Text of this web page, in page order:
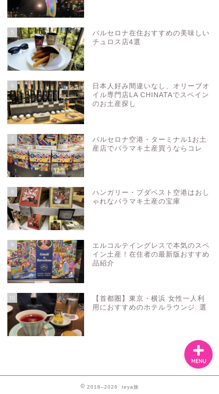
5
バルセロナ在住おすすめの美味しい
チュロス店4選
6
日本人好み間違いなし、オリーブオ
イル専門店LA CHINATAでスペイン
のお土産探し
7
バルセロナ空港・ターミナル1お土
産店でバラマキ土産買うならコレ
8
ハンガリー・ブダペスト空港はおし
ゃれなバラマキ土産の宝庫
9
エルコルテイングレスで本気のスペ
イン土産！在住者の最新版おすすめ
品紹介
10
【首都圏】東京・横浜 女性一人利
用におすすめのホテルラウンジ4選
2018–2026 teya旅
MENU
プライバシーポリシー
バルセロナお土産